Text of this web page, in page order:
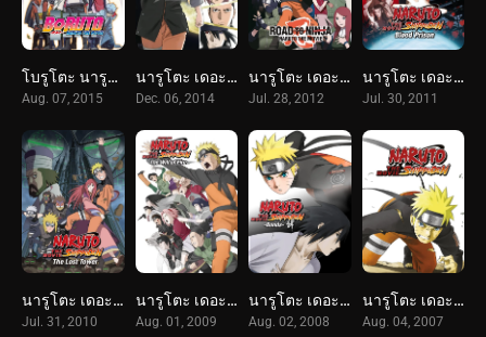
โบรูโตะ นารูโตะ เดอะมูวี่ 11 : ตำนานใหม่สายฟ้าสลาตัน (2015) Boruto: Naruto the Movie
Aug. 07, 2015
นารูโตะ เดอะมูฟวี่ 10 : ปิดตำนานวายุสลาตัน (2014) The Last: Naruto the Movie
Dec. 06, 2014
นารูโตะ เดอะมูฟวี่ 09 : พลิกมิติผ่าวิถีนินจา (2012) Road to Ninja: Naruto the Movie
Jul. 28, 2012
นารูโตะ เดอะมูฟวี่ 08 : พันธนาการแห่งเลือด (2011) Naruto Shippuden the Movie: Blood Prison
Jul. 30, 2011
นารูโตะ เดอะมูฟวี่ 07 : หอคอยที่หายสาบสูญ (2010) Naruto Shippuden the Movie: The Lost Tower
Jul. 31, 2010
นารูโตะ เดอะมูฟวี่ 06 : ผู้สืบทอดเจตจำนงแห่งไฟ (2009) Naruto Shippuden the Movie: The Will of Fire
Aug. 01, 2009
นารูโตะ เดอะมูฟวี่ 05 : ศึกสายสัมพันธ์ (2008) Naruto Shippuden the Movie: Bonds
Aug. 02, 2008
นารูโตะ เดอะมูฟวี่ 04 : ฝืนพรมลิขิต พิชิตความตาย (2007) Naruto Shippuden the Movie
Aug. 04, 2007